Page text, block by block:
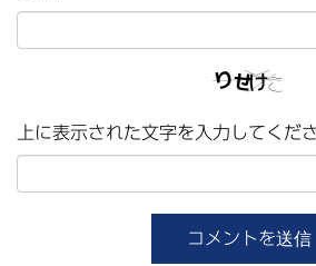
上に表示された文字を入力してくださ